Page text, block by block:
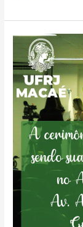
Colação
Grau
–
Enfermagem
Março
2022